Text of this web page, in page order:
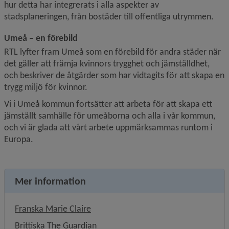
hur detta har integrerats i alla aspekter av
stadsplaneringen, från bostäder till offentliga utrymmen.
Umeå – en förebild
RTL lyfter fram Umeå som en förebild för andra städer när
det gäller att främja kvinnors trygghet och jämställdhet,
och beskriver de åtgärder som har vidtagits för att skapa en
trygg miljö för kvinnor.
Vi i Umeå kommun fortsätter att arbeta för att skapa ett
jämställt samhälle för umeåborna och alla i vår kommun,
och vi är glada att vårt arbete uppmärksammas runtom i
Europa.
Mer information
Franska Marie ClaireLänk till annan webbplats, öppnas i
Brittiska The GuardianLänk till annan webbplats, öppnas